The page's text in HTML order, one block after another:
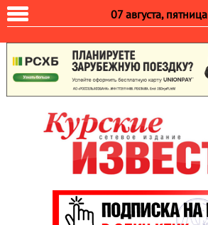
07 августа, пятница